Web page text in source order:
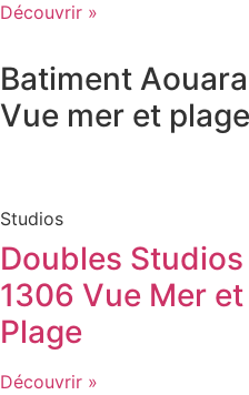
Découvrir »
Batiment Aouara
Vue mer et plage
Studios
Doubles
1306 Vue Mer
Plage
Découvrir »